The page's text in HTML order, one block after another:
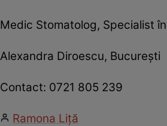
Medic Stomatolog, Specialist
Alexandra Diroescu, Bucureşti
Contact: 0721 805 239
Ramona Liţă